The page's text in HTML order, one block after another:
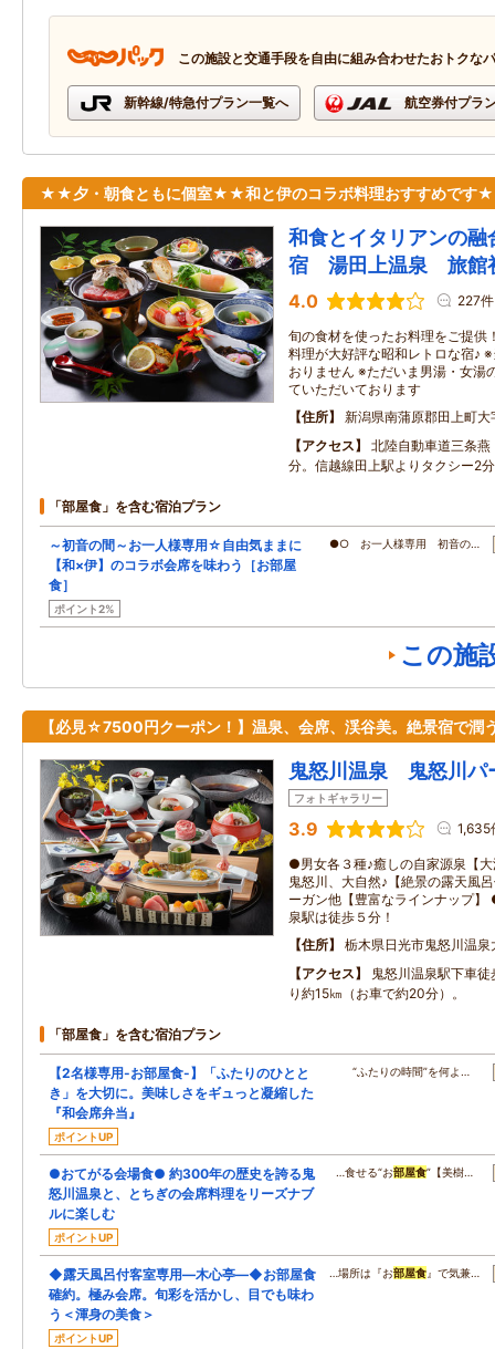
この施設と交通手段を自由に組み合わせたおトクな
新幹線/特急付プラン一覧へ 航空券付プラ
★★夕・朝食ともに個室★★和と伊のコラボ料理おすすめです★
和食とイタリアンの融
宿 湯田上温泉 旅館
4.0 227件
旬の食材を使ったお料理をご提供
料理が大好評な昭和レトロな宿♪
おりません ※ただいま男湯・女湯
ていただいております
住所
新潟県南蒲原郡田上町
アクセス
北陸自動車道三条
分。信越線田上駅よりタクシー2
「部屋食」を含む宿泊プラン
～初音の間～お一人様専用☆自由気ままに
【和×伊】のコラボ会席を味わう［お部屋
食］
ポイント2%
●○ お一人様専用 初音の…
この施
【必見☆7500円クーポン！】温泉、会席、渓谷美。絶景宿で潤
鬼怒川温泉 鬼怒川パ
フォトギャラリー
3.9 1,635
●男女各３種♪癒しの自家源泉【
鬼怒川、大自然♪【絶景の露天風
ーガン他【豊富なラインナップ
泉駅は徒歩５分！
住所
栃木県日光市鬼怒川温泉
アクセス
鬼怒川温泉駅下車
り約15㎞（お車で約20分）。
「部屋食」を含む宿泊プラン
【2名様専用-お部屋食-】「ふたりのひとと
き」を大切に。美味しさをギュっと凝縮した
『和会席弁当』
ポイントUP
“ふたりの時間”を何よ…
●おてがる会場食● 約300年の歴史を誇る鬼
怒川温泉と、とちぎの会席料理をリーズナブ
ルに楽しむ
ポイントUP
…食せる“お部屋食”【美樹…
◆露天風呂付客室専用―木心亭―◆お部屋食
確約。極み会席。旬彩を活かし、目でも味わ
う＜渾身の美食＞
ポイントUP
…場所は『お部屋食』で気兼…